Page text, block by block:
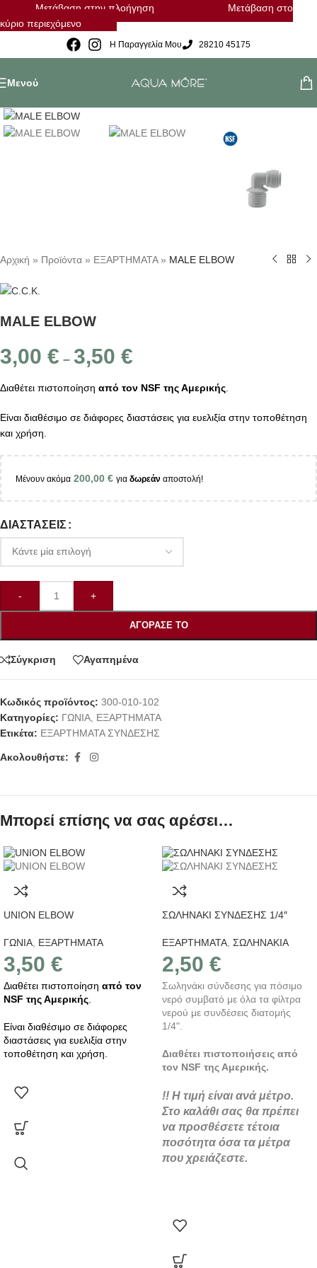
Μετάβαση στην πλοήγηση
Μετάβαση στο
κύριο περιεχόμενο
Η Παραγγελία Μου 28210 45175
Μενού
Αρχική » Προϊόντα » ΕΞΑΡΤΗΜΑΤΑ» MALE ELBOW
MALE ELBOW
3,00 € – 3,50 €
Διαθέτει πιστοποίηση από τον NSF της Αμερικής
Είναι διαθέσιμο σε διάφορες διαστάσεις για ευελιξία στην τοποθέτηση
και χρήση.
Μένουν ακόμα 200,00 € για δωρεάν αποστολή!
ΔΙΑΣΤΆΣΕΙΣ
- +
ΑΓΌΡΑΣΕ ΤΟ
Σύγκριση Αγαπημένα
Κωδικός προϊόντος: 300-010-102
Κατηγορίες: ΓΩΝΙΑ ΕΞΑΡΤΗΜΑΤΑ
Ετικέτα: ΕΞΑΡΤΗΜΑΤΑ ΣΥΝΔΕΣΗΣ
Ακολουθήστε:
Μπορεί επίσης να σας αρέσει…
UNION ELBOW
ΓΩΝΙΑ, ΕΞΑΡΤΗΜΑΤΑ
3,50 €
Διαθέτει πιστοποίηση από τον
NSF της Αμερικής.
Είναι διαθέσιμο σε διάφορες
διαστάσεις για ευελιξία στην
τοποθέτηση και χρήση.
ΣΩΛΗΝΑΚΙ ΣΥΝΔΕΣΗΣ 1/4″
ΕΞΑΡΤΗΜΑΤΑ, ΣΩΛΗΝΑΚΙΑ
2,50 €
Σωληνάκι σύνδεσης για πόσιμο
νερό συμβατό με όλα τα φίλτρα
νερού με συνδέσεις διατομής
1/4".
Διαθέτει πιστοποιήσεις από
τον NSF της Αμερικής.
!! Η τιμή είναι ανά μέτρο.
Στο καλάθι σας θα πρέπει
να προσθέσετε τέτοια
ποσότητα όσα τα μέτρα
που χρειάζεστε.